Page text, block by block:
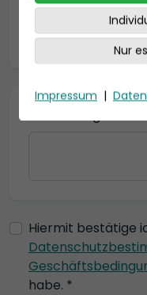
* = Pflichtfelder
Hiermit bestätige
habe. *
Nur
Impressum |